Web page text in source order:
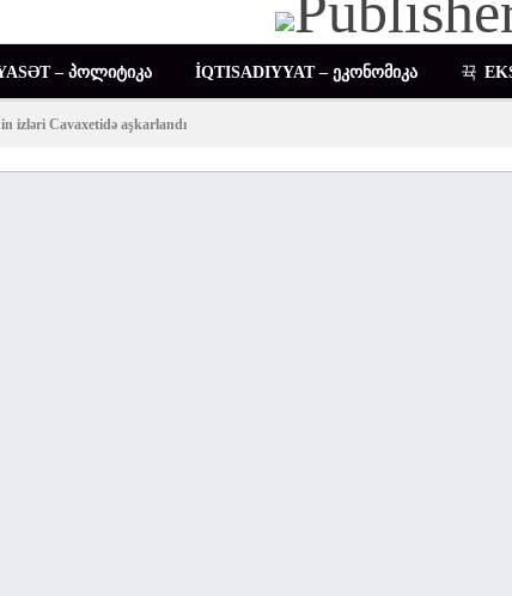
– ᲞᲝᲚᲘᲢᲘᲙᲐ İQTISADIYYAT – ᲔᲙᲝᲜᲝᲛᲘᲙᲐ
izləri Cavaxetidə aşkarlandı